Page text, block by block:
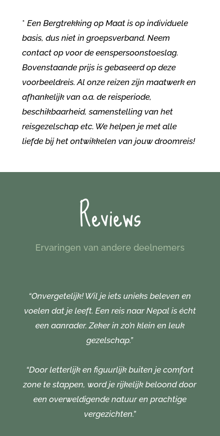
* Een Bergtrekking op Maat isop individuele
basis, dus niet in groepsverband. Neem
contact op voor de eenspersoonstoeslag.
Bovenstaande prijs is gebaseerd op deze
voorbeeldreis. Al onze reizen zijn maatwerk en
afhankelijk van o.a. de reisperiode,
beschikbaarheid, samenstelling van het
reisgezelschap etc. We helpen je met alle
liefde bij het ontwikkelen van jouw droomreis!
Reviews
Ervaringen van andere deelnemers
“Onvergetelijk! Wil je iets unieks beleven en
voelen dat je leeft. Een reis naar Nepal is écht
een aanrader. Zeker in zo’n klein en leuk
gezelschap.”
“Door letterlijk en figuurlijk buiten je comfort
zone te stappen, word je rijkelijk beloond door
een overweldigende natuur en prachtige
vergezichten.”